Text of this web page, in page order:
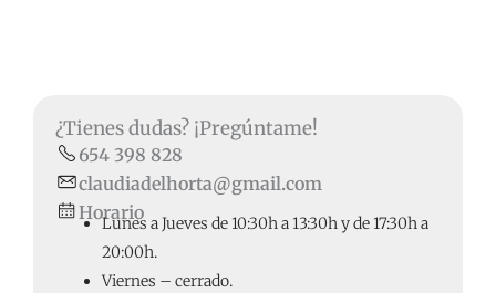
¿Tienes dudas? ¡Pregúntame!
654 398 828
claudiadelhorta@gmail.com
Horario
Lunes a Jueves de 10:30h a 13:30h y de 17:30h a
20:00h.
Viernes – cerrado.